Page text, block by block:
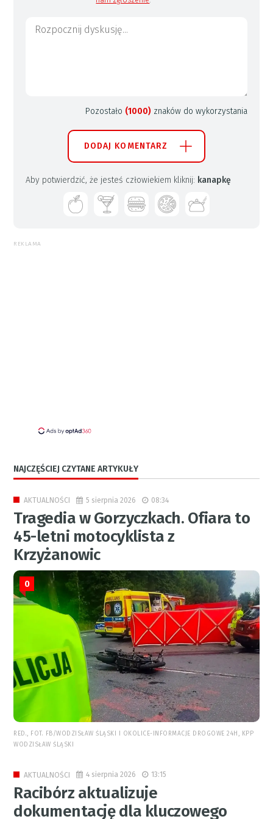
Pozostało (1000) znaków do wykorzystania
DODAJ KOMENTARZ
Aby potwierdzić, że jesteś człowiekiem kliknij: kanapkę
REKLAMA
NAJCZĘŚCIEJ CZYTANE ARTYKUŁY
AKTUALNOŚCI 5 sierpnia 2026 08:34
Tragedia w Gorzyczkach. Ofiara to
45-letni motocyklista z
Krzyżanowic
0
RED., FOT. FB/WODZISŁAW ŚLĄSKI I OKOLICE-INFORMACJE DROGOWE 24H, KPP
WODZISŁAW ŚLĄSKI
AKTUALNOŚCI 4 sierpnia 2026 13:15
Racibórz aktualizuje
dokumentację dla kluczowego